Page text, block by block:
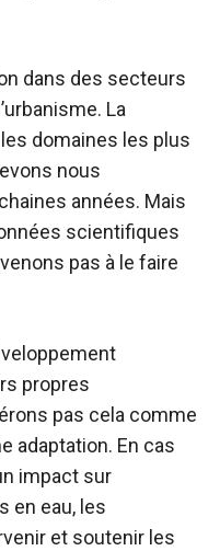
dans des secteurs
La
domaines les plus
nous
années. Mais
scientifiques
pas à le faire
propres
pas cela comme
adaptation. En cas
impact sur
en eau, les
et soutenir les